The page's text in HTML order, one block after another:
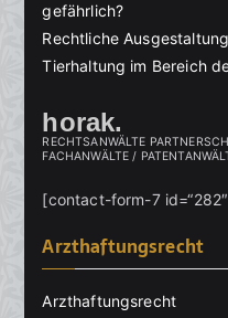
gefährlich?
Rechtliche
Tierhaltung im Bereich
horak.
RECHTSANWÄLTE
FACHANWÄLTE /
[contact-form-7
Arzthaftungsrecht
Arzthaftungsrecht